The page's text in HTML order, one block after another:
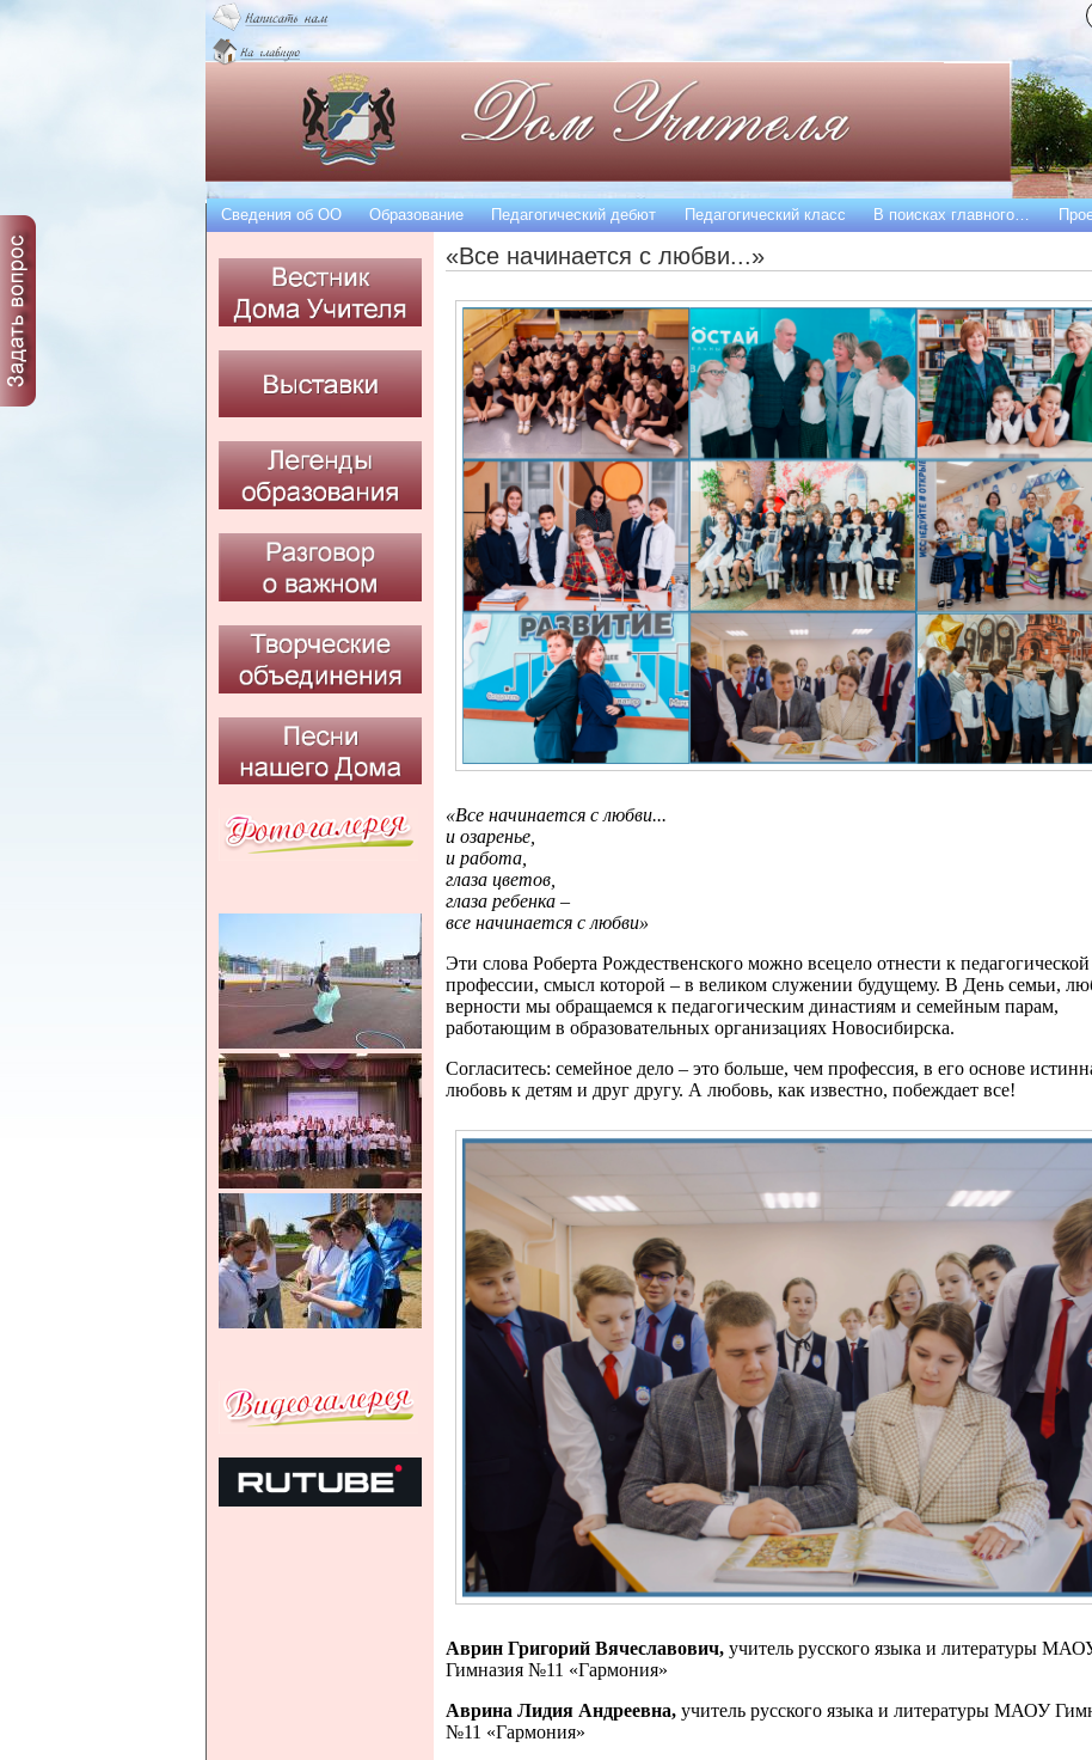
«Все начинается с любви...»
«Все начинается с любви...
и озаренье,
и работа,
глаза цветов,
глаза ребенка –
все начинается с любви»
Эти слова Роберта Рождественского можно всецело отнести к педагогической
профессии, смысл которой – в великом служении будущему. В День семьи,
верности мы обращаемся к педагогическим династиям и семейным парам,
работающим в образовательных организациях Новосибирска.
Согласитесь: семейное дело – это больше, чем профессия, в его основе
любовь к детям и друг другу. А любовь, как известно, побеждает все!
Аврин Григорий Вячеславович, учитель русского языка и литературы
Гимназия №11 «Гармония»
Аврина Лидия Андреевна, учитель русского языка и литературы МАОУ
№11 «Гармония»
Сведения об OO Образование Педагогический дебют Педагогический класс В поисках главного…